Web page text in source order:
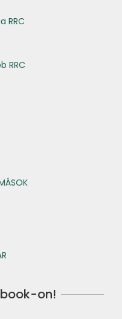
RRC
RRC
on!